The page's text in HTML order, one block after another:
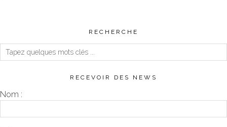
RECHERCHE
RECEVOIR DES NEWS
Nom :